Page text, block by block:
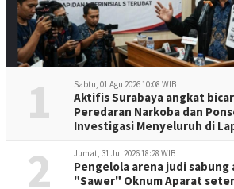
1 Sabtu, 01 Agu 2026 10:08 WIB
Aktifis Surabaya angkat
Peredaran Narkoba dan
Investigasi Menyeluruh di
2 Jumat, 31 Jul 2026 18:28 WIB
Pengelola arena judi sabung
"Sawer" Oknum Aparat